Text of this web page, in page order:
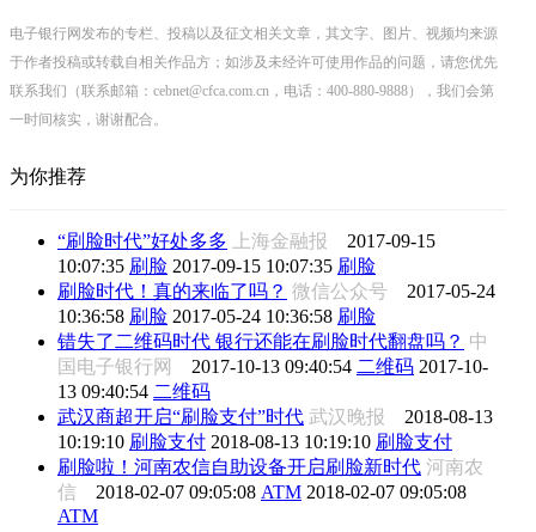
电子银行网发布的专栏、投稿以及征文相关文章，其文字、图片、视频均来源
于作者投稿或转载自相关作品方；如涉及未经许可使用作品的问题，请您优先
联系我们（联系邮箱：cebnet@cfca.com.cn，电话：400-880-9888），我们会第
一时间核实，谢谢配合。
为你推荐
“刷脸时代”好处多多 上海金融报 2017-09-15
10:07:35 刷脸 2017-09-15 10:07:35 刷脸
刷脸时代！真的来临了吗？ 微信公众号 2017-05-24
10:36:58 刷脸 2017-05-24 10:36:58 刷脸
错失了二维码时代 银行还能在刷脸时代翻盘吗？ 中
国电子银行网 2017-10-13 09:40:54 二维码 2017-10-
13 09:40:54 二维码
武汉商超开启“刷脸支付”时代 武汉晚报 2018-08-13
10:19:10 刷脸支付 2018-08-13 10:19:10 刷脸支付
刷脸啦！河南农信自助设备开启刷脸新时代 河南农
信 2018-02-07 09:05:08 ATM 2018-02-07 09:05:08
ATM